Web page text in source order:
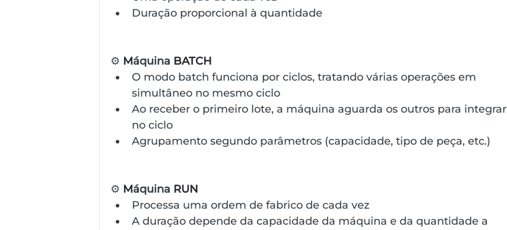
Duração proporcional à quantidade
⚙️ Máquina BATCH
O modo batch funciona por ciclos, tratando várias operações em
simultâneo no mesmo ciclo
Ao receber o primeiro lote, a máquina aguarda os outros para integrar
no ciclo
Agrupamento segundo parâmetros (capacidade, tipo de peça, etc.)
⚙️ Máquina RUN
Processa uma ordem de fabrico de cada vez
A duração depende da capacidade da máquina e da quantidade a